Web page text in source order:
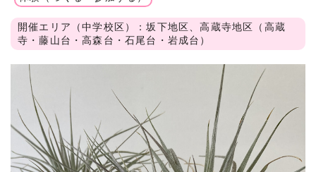
開催エリア（中学校区）：坂下地区、高蔵寺地区（高蔵
寺・藤山台・高森台・石尾台・岩成台）